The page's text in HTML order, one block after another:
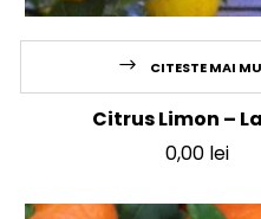
CITESTE MAI
Citrus Limon –
0,00 lei